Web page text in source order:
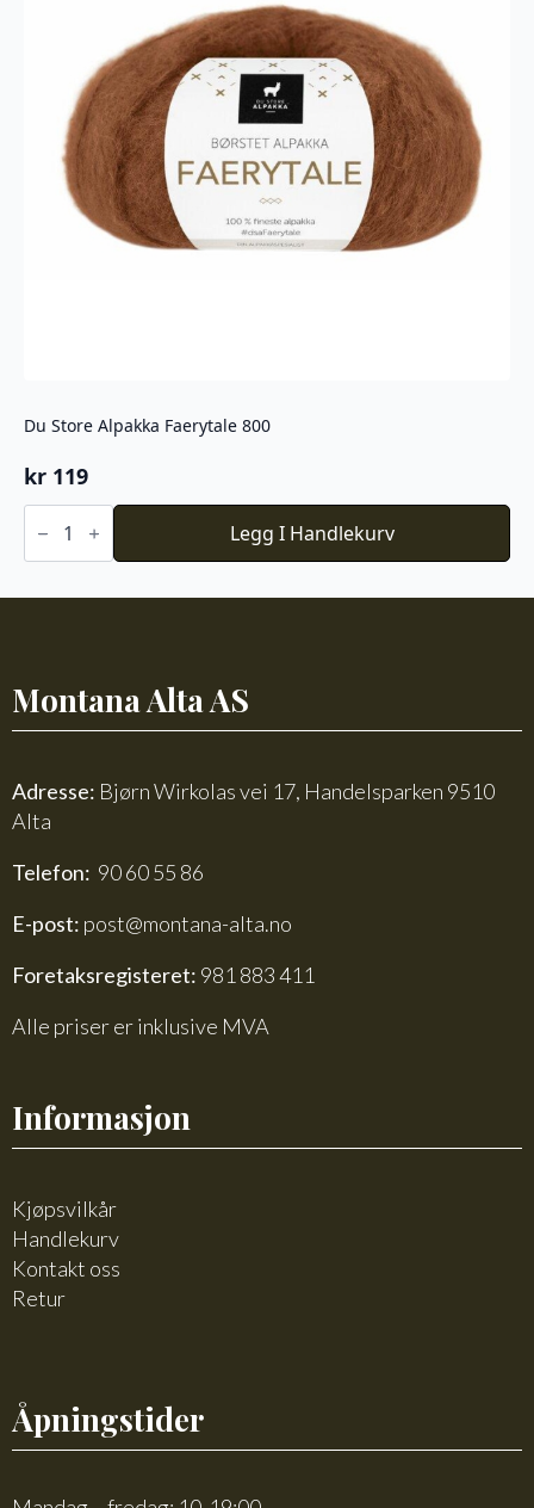
Du Store Alpakka Faerytale 800
kr 119
Du
Store
Faerytale
Legg I Handlekurv
Montana Alta AS
Adresse: Bjørn Wirkolas vei 17, Handelsparken 9510
Alta
Telefon: 90 60 55 86
E-post: post@montana-alta.no
Foretaksregisteret: 981 883 411
Alle priser er inklusive MVA
Informasjon
Kjøpsvilkår
Handlekurv
Kontakt oss
Retur
Åpningstider